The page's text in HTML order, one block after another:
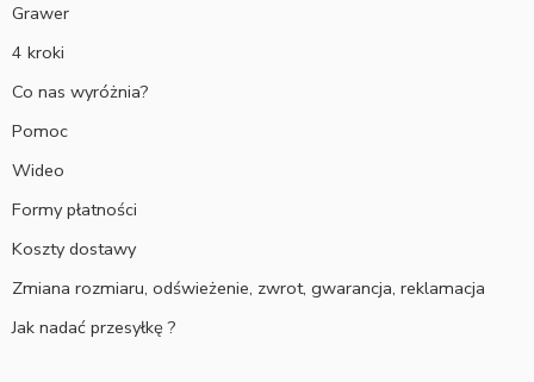
Grawer
4 kroki
Co nas wyróżnia?
Pomoc
Wideo
Formy płatności
Koszty dostawy
Zmiana rozmiaru, odświeżenie, zwrot, gwarancja, reklamacja
Jak nadać przesyłkę ?